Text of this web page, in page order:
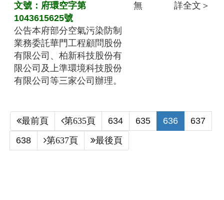
文號：府環空字第
1043615625號
公告本府部分空氣污染防制
業務委託華門工程顧問股份
有限公司、柏新科技股份有
限公司及上準環境科技股份
有限公司等三家公司辦理。
無 詳全文＞
最前頁 第635頁 634(current)
635(current)
636(current)
637
638(current)
第637頁 最後頁